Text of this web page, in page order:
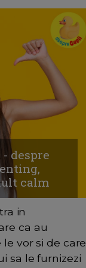
despre
calm
in
ca au
vor si de care
sa le furnizezi